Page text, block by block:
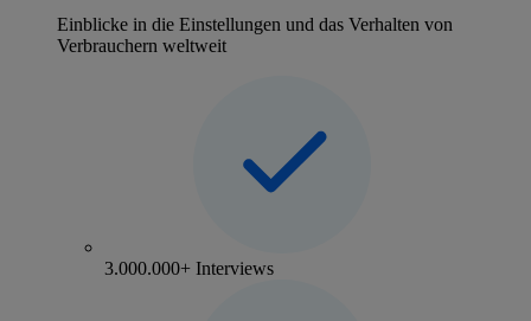
Einblicke in die Einstellungen und das Verhalten von
Verbrauchern weltweit
3.000.000+ Interviews